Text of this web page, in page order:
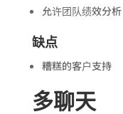
允许团队绩效分析
缺点
糟糕的客户支持
多聊天